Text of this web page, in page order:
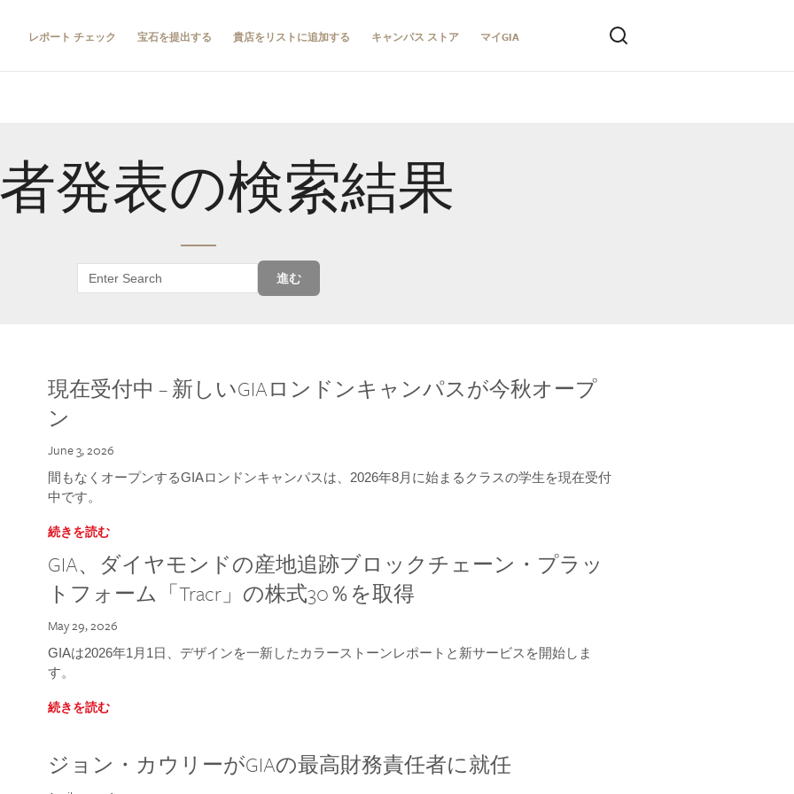
レポート チェック 宝石を提出する 貴店をリストに追加する キャンパス ストア マイGIA
発表の検索結果
進む
現在受付中 – 新しいGIAロンドンキャンパスが今秋オープ
ン
June 3, 2026
間もなくオープンするGIAロンドンキャンパスは、2026年8月に始まるクラスの学生を現在受付
中です。
続きを読む
GIA、ダイヤモンドの産地追跡ブロックチェーン・プラッ
トフォーム「Tracr」の株式30％を取得
May 29, 2026
GIAは2026年1月1日、デザインを一新したカラーストーンレポートと新サービスを開始しま
す。
続きを読む
ジョン・カウリーがGIAの最高財務責任者に就任